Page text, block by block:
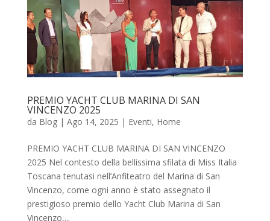
PREMIO YACHT CLUB MARINA DI SAN
VINCENZO 2025
da Blog| Ago 14, 2025 | Eventi, Home
PREMIO YACHT CLUB MARINA DI SAN VINCENZO
2025 Nel contesto della bellissima sfilata di Miss Italia
Toscana tenutasi nell’Anfiteatro del Marina di San
Vincenzo, come ogni anno è stato assegnato il
prestigioso premio dello Yacht Club Marina di San
Vincenzo,...